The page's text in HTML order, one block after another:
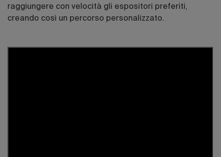
raggiungere con velocità gli espositori preferiti,
creando così un percorso personalizzato.